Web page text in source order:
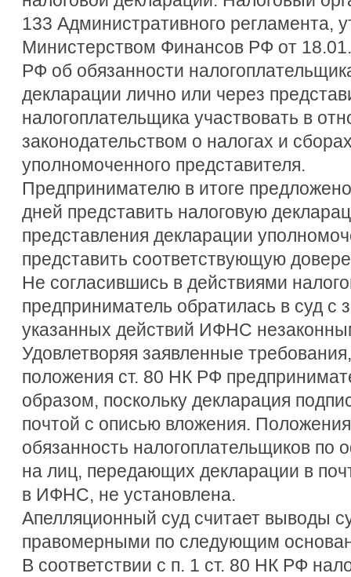
133 Административного регламента,
Министерством Финансов РФ от
РФ об обязанности
декларации лично или через
налогоплательщика участвовать в
законодательством о налогах и
уполномоченного представителя.
Предпринимателю в итоге
дней представить налоговую
представления декларации
представить соответствующую
Не согласившись в действиями
предприниматель обратилась в суд с
указанных действий ИФНС
Удовлетворяя заявленные
положения ст. 80 НК РФ
образом, поскольку декларация
почтой с описью вложения.
обязанность налогоплательщиков
на лиц, передающих декларации в
в ИФНС, не установлена.
Апелляционный суд считает выводы
правомерными по следующим
В соответствии с п. 1 ст. 80 НК РФ